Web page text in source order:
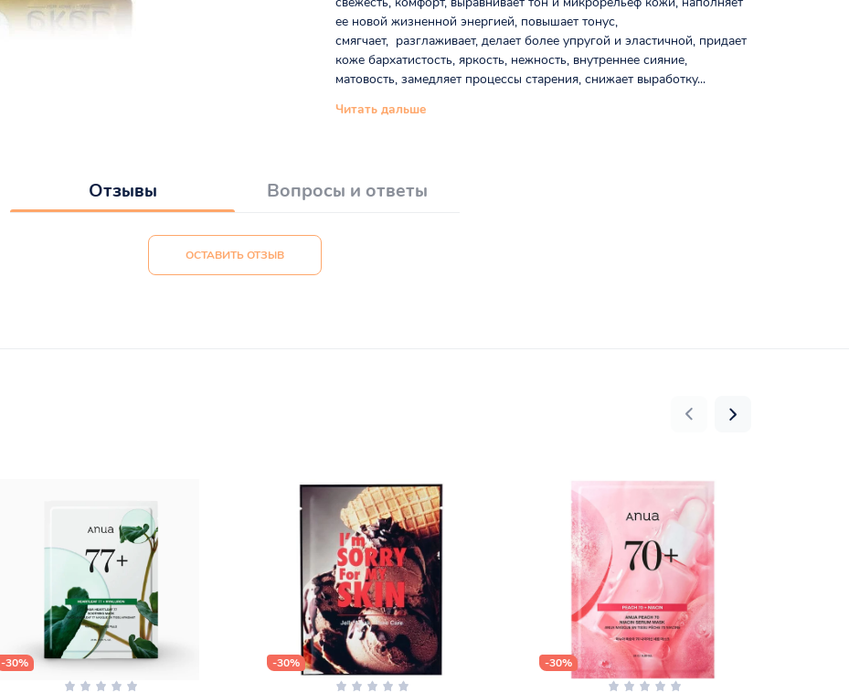
ее новой жизненной энергией, повышает тонус,
смягчает, разглаживает, делает более упругой и эластичной, придает
коже бархатистость, яркость, нежность, внутреннее сияние,
матовость, замедляет процессы старения, снижает выработку...
Читать дальше
Отзывы Вопросы и ответы
ОСТАВИТЬ ОТЗЫВ
-30% -30% -30%